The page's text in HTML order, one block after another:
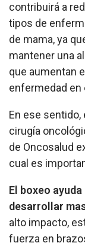
contribuirá a
tipos de
de mama, ya
mantener una
que aumentan
enfermedad en
En ese sentido,
cirugía
de Oncosalud
cual es
El boxeo
desarrollar
alto impacto,
fuerza en